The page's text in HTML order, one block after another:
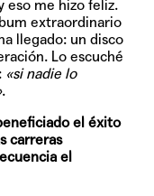
eso me hizo feliz.
extraordinario
llegado: un disco
Lo escuché
«si nadie lo
.
el éxito
carreras
el